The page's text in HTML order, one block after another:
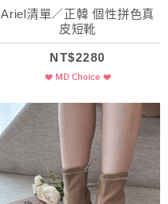
Ariel清單／正韓 個性拼色真
皮短靴
NT$2280